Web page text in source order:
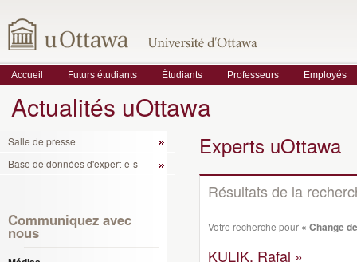
Accueil Futurs étudiants Étudiants Professeurs Employés
Actualités uOttawa
Salle de presse
Base de données d'expert-e-s
Communiquez avec
nous
Experts uOttawa
Résultats de la
Votre recherche pour « Change
KULIK, Rafal »